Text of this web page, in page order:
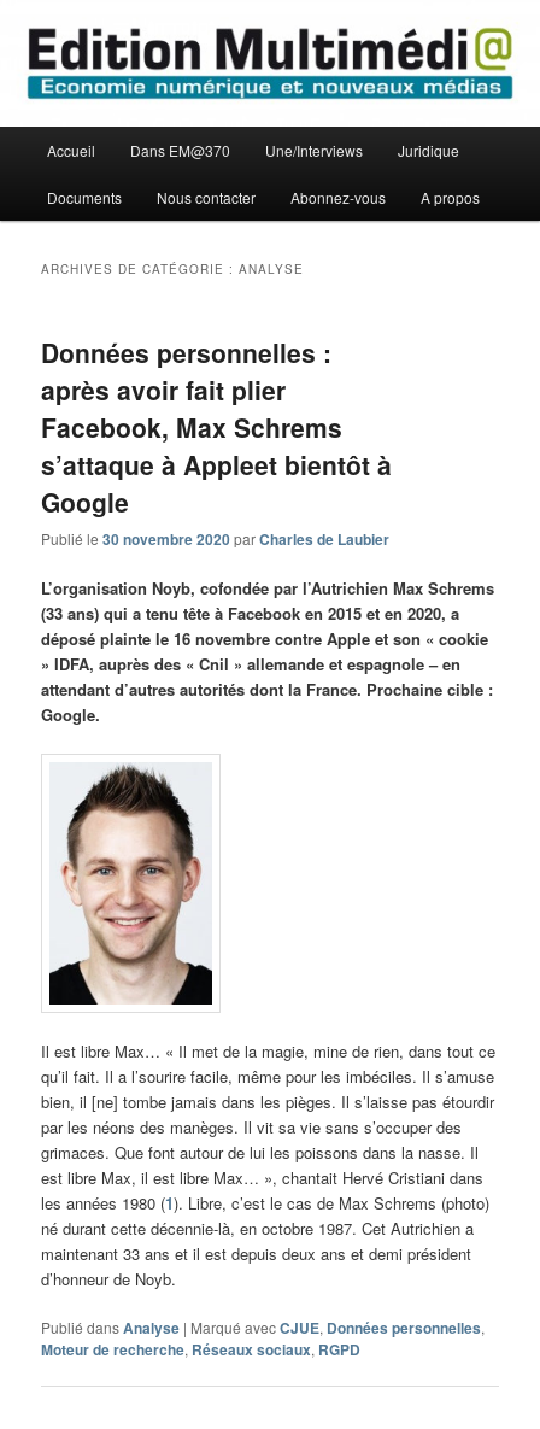
contenu
principal
contenu
secondaire
Edition Multimédi@
principal
Accueil Dans EM@370 Une/Interviews Juridique
Documents Nous contacter Abonnez-vous A propos
ARCHIVES DE CATÉGORIE :ANALYSE
Données personnelles :
après avoir fait plier
Facebook, Max Schrems
s’attaque à Appleet bientôt à
Google
Publié le30 novembre 2020parCharles de Laubier
L’organisation Noyb, cofondée par l’Autrichien Max Schrems
(33 ans) qui a tenu tête à Facebook en 2015 et en 2020, a
déposé plainte le 16 novembre contre Apple et son « cookie
» IDFA, auprès des « Cnil » allemande et espagnole – en
attendant d’autres autorités dont la France. Prochaine cible :
Google.
Il est libre Max… « Il met de la magie, mine de rien, dans tout ce
qu’il fait. Il a l’sourire facile, même pour les imbéciles. Il s’amuse
bien, il [ne] tombe jamais dans les pièges. Il s’laisse pas étourdir
par les néons des manèges. Il vit sa vie sans s’occuper des
grimaces. Que font autour de lui les poissons dans la nasse. Il
est libre Max, il est libre Max… », chantait Hervé Cristiani dans
les années 1980 (1). Libre, c’est le cas de Max Schrems (photo)
né durant cette décennie-là, en octobre 1987. Cet Autrichien a
maintenant 33 ans et il est depuis deux ans et demi président
d’honneur de Noyb.
Publié dansAnalyse | Marqué avecCJUE, Données personnelles,
Moteur de recherche, Réseaux sociaux, RGPD